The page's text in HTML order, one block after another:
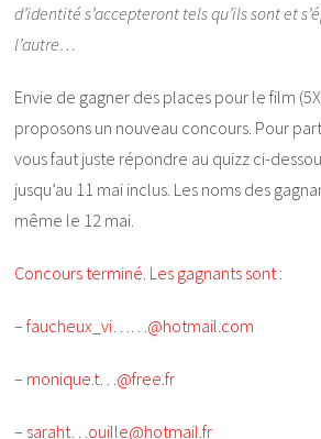
d’identité s’accepteront tels qu’ils sont et
l’autre…
Envie de gagner des places pour le film
proposons un nouveau concours. Pour
vous faut juste répondre au quizz ci-
jusqu’au 11 mai inclus. Les noms des
même le 12 mai.
Concours terminé. Les gagnants sont :
– faucheux_vi……@hotmail.com
– monique.t…@free.fr
– saraht…ouille@hotmail.fr